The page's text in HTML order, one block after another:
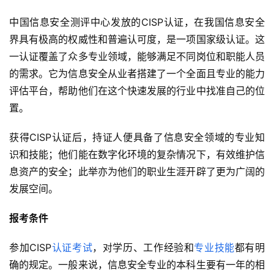
中国信息安全测评中心发放的CISP认证，在我国信息安全
界具有极高的权威性和普遍认可度，是一项国家级认证。这
一认证覆盖了众多专业领域，能够满足不同岗位和职能人员
的需求。它为信息安全从业者搭建了一个全面且专业的能力
评估平台，帮助他们在这个快速发展的行业中找准自己的位
置。
获得CISP认证后，持证人便具备了信息安全领域的专业知
识和技能；他们能在数字化环境的复杂情况下，有效维护信
息资产的安全；此举亦为他们的职业生涯开辟了更为广阔的
发展空间。
报考条件
参加CISP认证考试，对学历、工作经验和专业技能都有明
确的规定。一般来说，信息安全专业的本科生要有一年的相